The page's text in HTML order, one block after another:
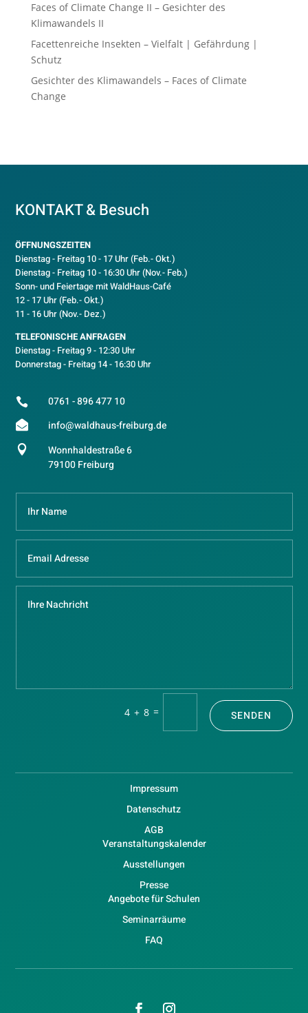
Faces of Climate Change II – Gesichter des
Klimawandels II
Facettenreiche Insekten – Vielfalt | Gefährdung |
Schutz
Gesichter des Klimawandels – Faces of Climate
Change
KONTAKT & Besuch
ÖFFNUNGSZEITEN
Dienstag - Freitag 10 - 17 Uhr (Feb.- Okt.)
Dienstag - Freitag 10 - 16:30 Uhr (Nov.- Feb.)
Sonn- und Feiertage mit WaldHaus-Café
12 - 17 Uhr (Feb.- Okt.)
11 - 16 Uhr (Nov.- Dez.)
TELEFONISCHE ANFRAGEN
Dienstag - Freitag 9 - 12:30 Uhr
Donnerstag - Freitag 14 - 16:30 Uhr
 0761 - 896 477 10
 info@waldhaus-freiburg.de

Wonnhaldestraße 6
79100 Freiburg
4 + 8 = SENDEN
Impressum
Datenschutz
AGB
Veranstaltungskalender
Ausstellungen
Presse
Angebote für Schulen
Seminarräume
FAQ